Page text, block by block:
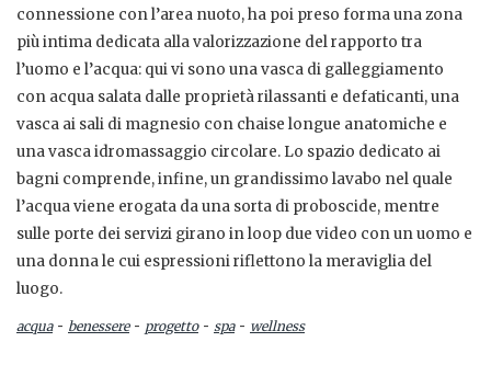
connessione con l’area nuoto, ha poi preso forma una zona
più intima dedicata alla valorizzazione del rapporto tra
l’uomo e l’acqua: qui vi sono una vasca di galleggiamento
con acqua salata dalle proprietà rilassanti e defaticanti, una
vasca ai sali di magnesio con chaise longue anatomiche e
una vasca idromassaggio circolare. Lo spazio dedicato ai
bagni comprende, infine, un grandissimo lavabo nel quale
l’acqua viene erogata da una sorta di proboscide, mentre
sulle porte dei servizi girano in loop due video con un uomo e
una donna le cui espressioni riflettono la meraviglia del
luogo.
acqua- benessere- progetto- spa- wellness